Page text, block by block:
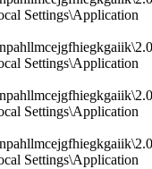
Settings\Application
Settings\Application
Settings\Application
Settings\Application